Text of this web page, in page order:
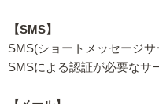
【SMS】
SMS(ショートメッセージサ
SMSによる認証が必要なサ